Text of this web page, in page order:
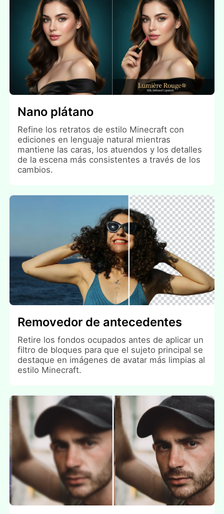
Nano plátano
Refine los retratos de estilo Minecraft con
ediciones en lenguaje natural mientras
mantiene las caras, los atuendos y los detalles
de la escena más consistentes a través de los
cambios.
Removedor de antecedentes
Retire los fondos ocupados antes de aplicar un
filtro de bloques para que el sujeto principal se
destaque en imágenes de avatar más limpias al
estilo Minecraft.